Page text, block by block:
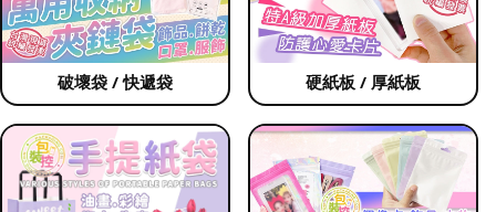
破壞袋 / 快遞袋 硬紙板 / 厚紙板